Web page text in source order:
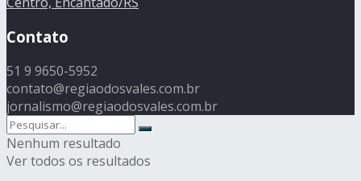
Contato
51 9 9650-5952
contato@regiaodosvales.com.br
jornalismo@regiaodosvales.com.br
Nenhum resultado
Ver todos os resultados